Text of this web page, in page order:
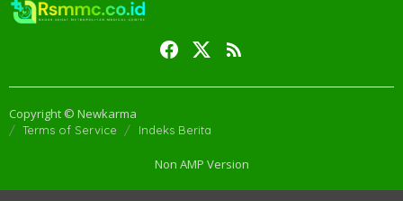
Copyright © Newkarma
Terms of Service Indeks Berita
Non AMP Version